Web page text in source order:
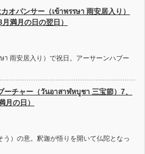
オパンサー（เข้าพรรษา 雨安居入り）
満月の日の翌日）
雨安居入り）で祝日。アーサーンハブー
ーチャー（วันอาสาฬหบูชา 三宝節）7、
月の日）
）の意。釈迦が悟りを開いて仏陀となっ